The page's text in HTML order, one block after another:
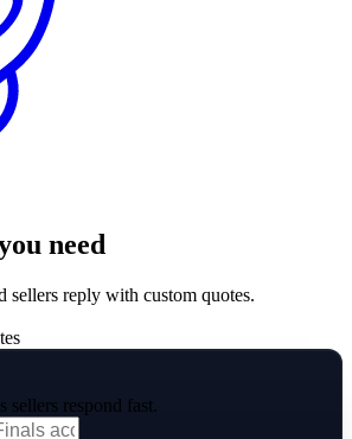
need
reply with custom quotes.
sellers respond fast.